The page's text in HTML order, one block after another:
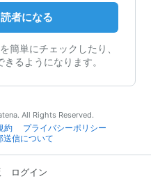
者になる
簡単にチェックしたり、
るようになります。
All Rights Reserved.
約
プライバシーポリシー
送信について
ログイン